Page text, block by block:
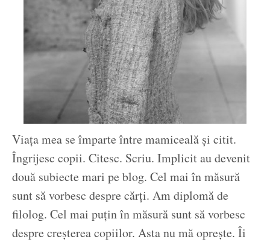
Viața mea se împarte între mamiceală și citit.
Îngrijesc copii. Citesc. Scriu. Implicit au devenit
două subiecte mari pe blog. Cel mai în măsură
sunt să vorbesc despre cărți. Am diplomă de
filolog. Cel mai puțin în măsură sunt să vorbesc
despre creșterea copiilor. Asta nu mă oprește. Îi